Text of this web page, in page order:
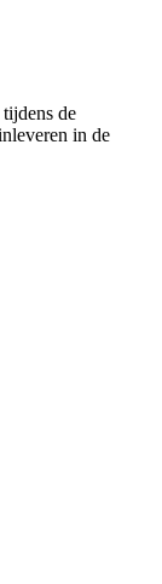
de
in de